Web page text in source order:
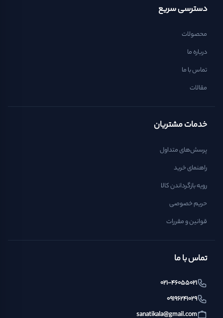
دسترسی سریع
محصولات
درباره ما
تماس با ما
مقالات
خدمات مشتریان
پرسش‌های متداول
راهنمای خرید
رویه بازگرداندن کالا
حریم خصوصی
قوانین و مقررات
تماس با ما
021-46055021
09196241029
sanatikala@gmail.com